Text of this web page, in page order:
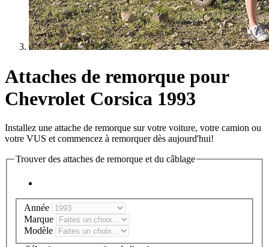
Attaches de remorque pour
Chevrolet Corsica 1993
Installez une attache de remorque sur votre voiture, votre camion ou
votre VUS et commencez à remorquer dès aujourd'hui!
Trouver des attaches de remorque et du câblage
Année
Marque
Modèle